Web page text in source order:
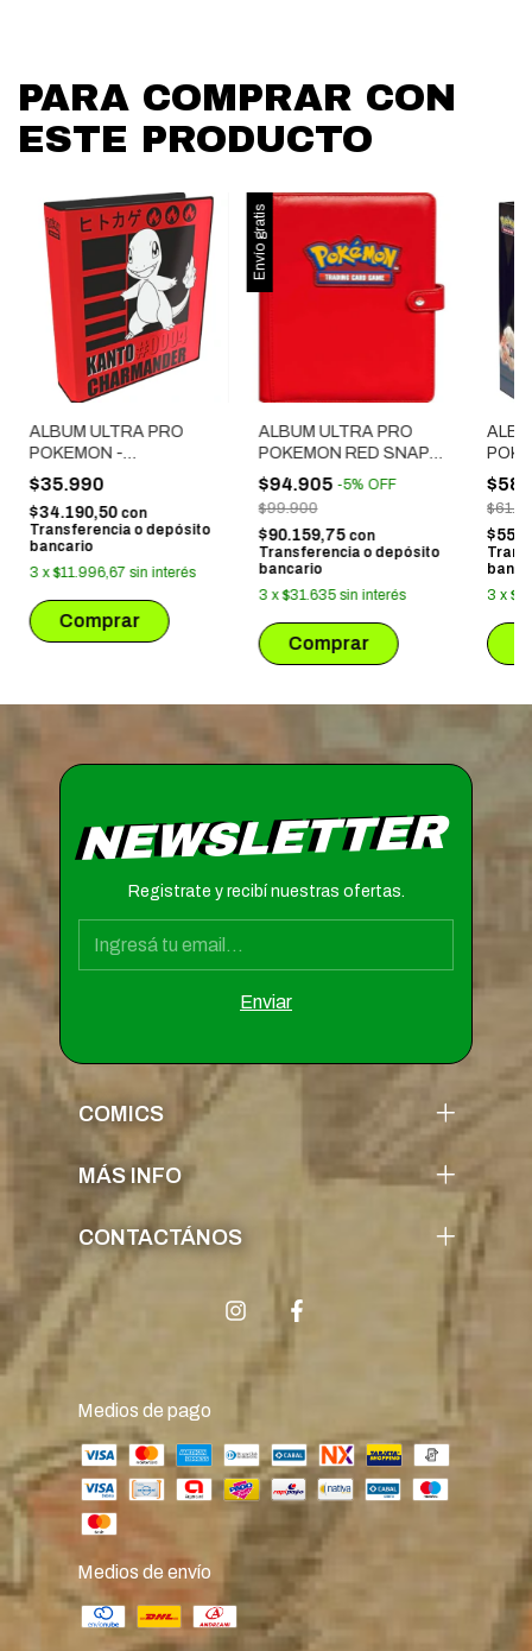
PARA COMPRAR CON
ESTE PRODUCTO
ALBUM ULTRA PRO
POKEMON -
CHARMANDER
$35.990
$34.190,50 con
Transferencia o depósito
bancario
3 x$11.996,67 sin interés
Envío gratis
ALBUM ULTRA PRO
POKEMON RED SNAP
PREMIUM
$94.905 -5% OFF
$99.900
$90.159,75 con
Transferencia o depósito
bancario
3 x$31.635 sin interés
3 x
NEWSLETTER
Registrate y recibí nuestras ofertas.
COMICS
MÁS INFO
CONTACTÁNOS
Medios de pago
Medios de envío